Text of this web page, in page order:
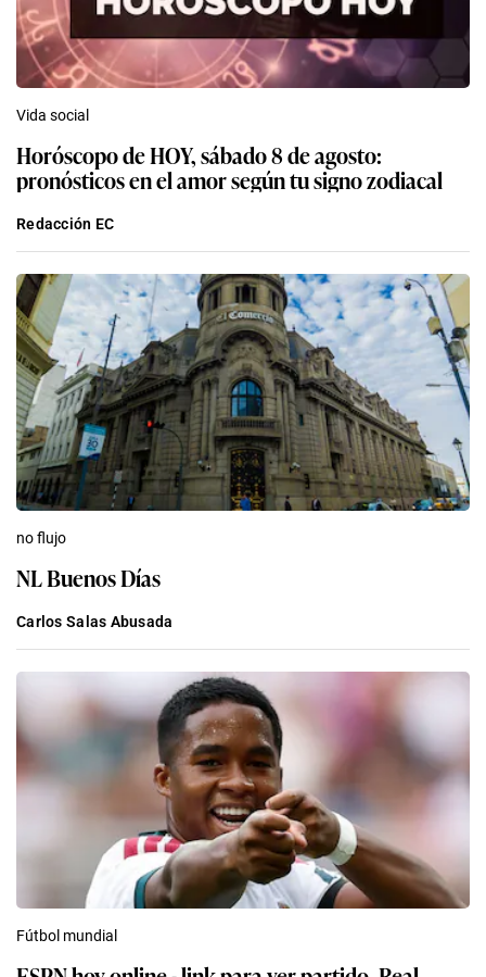
Vida social
Horóscopo de HOY, sábado 8 de agosto:
pronósticos en el amor según tu signo zodiacal
Redacción EC
no flujo
NL Buenos Días
Carlos Salas Abusada
Fútbol mundial